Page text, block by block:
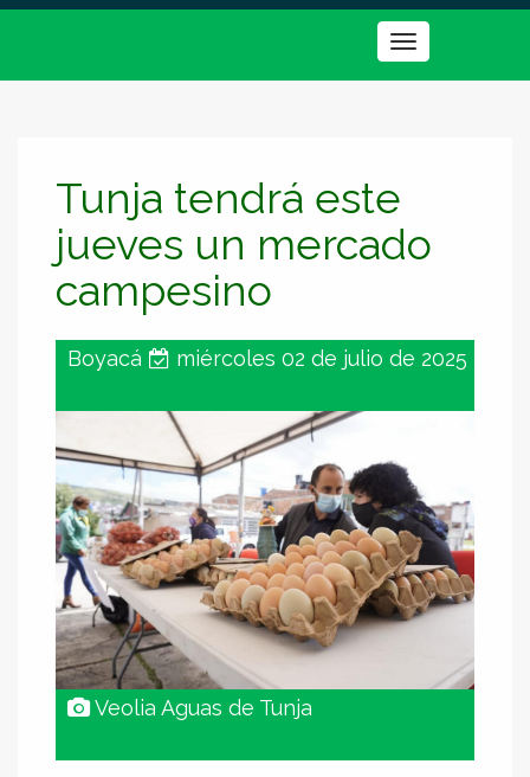
Toggle
Tunja tendrá este
jueves un mercado
campesino
Boyacá miércoles 02 de julio de 2025
Veolia Aguas de Tunja